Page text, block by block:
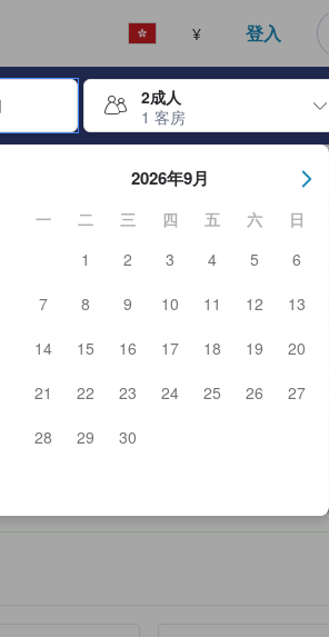
¥ 登入
2成人
1 客房
覽入住和退房日期。使用Enter鍵選擇日期
2026年9月
一 二 三 四 五 六
日
1
2 3 4 5
6
7
8 9 10 11 12
13
14
15 16 17 18 19
20
21
22 23 24 25 26
27
28
29 30